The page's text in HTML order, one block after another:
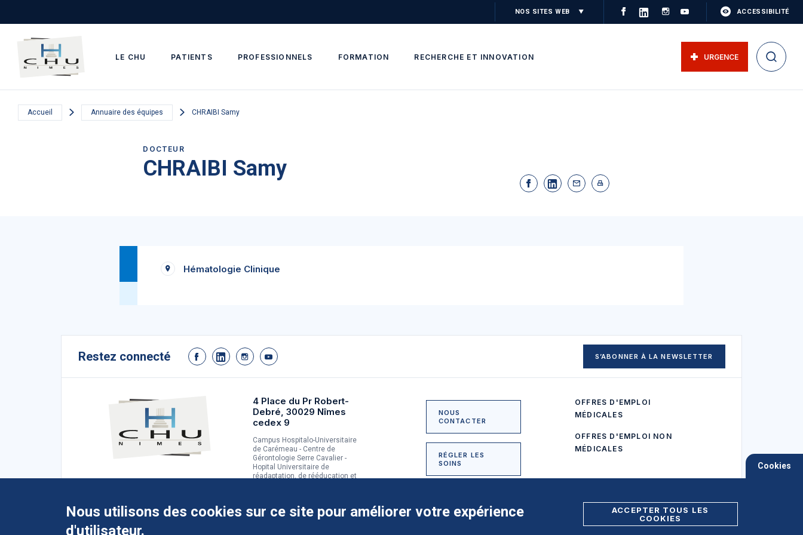
LE CHU PATIENTS PROFESSIONNELS FORMATION RECHERCHE ET INNOVATION
NOS SITES WEB ACCESSIBILITÉ
URGENCE
Accueil Annuaire des équipes CHRAIBI Samy
DOCTEUR
CHRAIBI Samy
Hématologie Clinique
Restez connecté S’ABONNER À LA NEWSLETTER
4 Place du Pr Robert-
Debré, 30029 Nîmes
cedex 9
Campus Hospitalo-Universitaire
de Carémeau - Centre de
Gérontologie Serre Cavalier -
Hopital Universitaire de
réadaptation, de rééducation et
NOUS
CONTACTER
RÉGLER LES
SOINS
OFFRES D'EMPLOI
MÉDICALES
OFFRES D'EMPLOI NON
MÉDICALES
Cookies
Nous utilisons des cookies sur ce site pour améliorer votre expérience
d'utilisateur.
ACCEPTER TOUS LES
COOKIES